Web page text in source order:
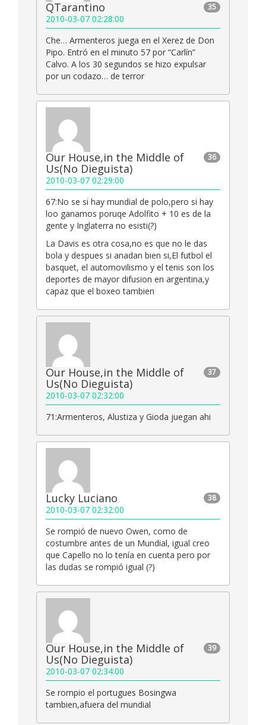
35
QTarantino
2010-03-07 02:28:00
Che… Armenteros juega en el Xerez de Don
Pipo. Entró en el minuto 57 por “Carlín”
Calvo. A los 30 segundos se hizo expulsar
por un codazo… de terror
36
Our House,in the Middle of
Us(No Dieguista)
2010-03-07 02:29:00
67:No se si hay mundial de polo,pero si hay
loo ganamos poruqe Adolfito + 10 es de la
gente y Inglaterra no esisti(?)
La Davis es otra cosa,no es que no le das
bola y despues si anadan bien si,El futbol el
basquet, el automovilismo y el tenis son los
deportes de mayor difusion en argentina,y
capaz que el boxeo tambien
37
Our House,in the Middle of
Us(No Dieguista)
2010-03-07 02:32:00
71:Armenteros, Alustiza y Gioda juegan ahi
38
Lucky Luciano
2010-03-07 02:32:00
Se rompió de nuevo Owen, como de
costumbre antes de un Mundial, igual creo
que Capello no lo tenía en cuenta pero por
las dudas se rompió igual (?)
39
Our House,in the Middle of
Us(No Dieguista)
2010-03-07 02:34:00
Se rompio el portugues Bosingwa
tambien,afuera del mundial